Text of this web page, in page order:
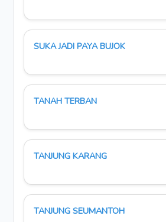
SUKA JADI PAYA BUJOK
TANAH TERBAN
TANJUNG KARANG
TANJUNG SEUMANTOH